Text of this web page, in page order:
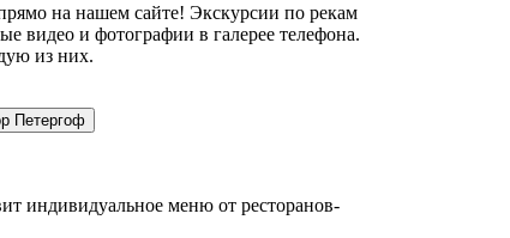
на нашем сайте! Экскурсии по рекам
видео и фотографии в галерее телефона.
из них.
Петергоф
индивидуальное меню от ресторанов-